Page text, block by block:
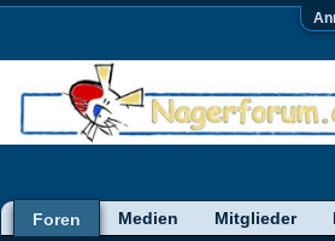
Foren
Medien Mitglieder